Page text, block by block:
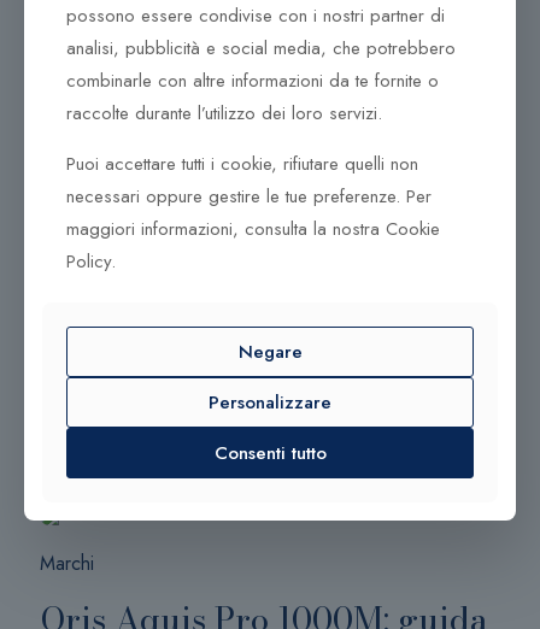
Oris New York Harbor
Limited Edition II
0
Leggi altro
4 Novembre 2025
Marchi
possono essere condivise con i nostri partner di
analisi, pubblicità e social media, che potrebbero
combinarle con altre informazioni da te fornite o
raccolte durante l’utilizzo dei loro servizi.
Puoi accettare tutti i cookie, rifiutare quelli non
necessari oppure gestire le tue preferenze. Per
maggiori informazioni, consulta la nostra Cookie
Policy.
Negare
Personalizzare
Consenti tutto